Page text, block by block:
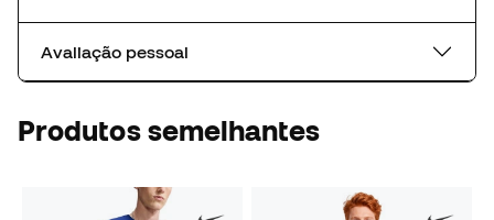
Avaliação pessoal
Produtos semelhantes